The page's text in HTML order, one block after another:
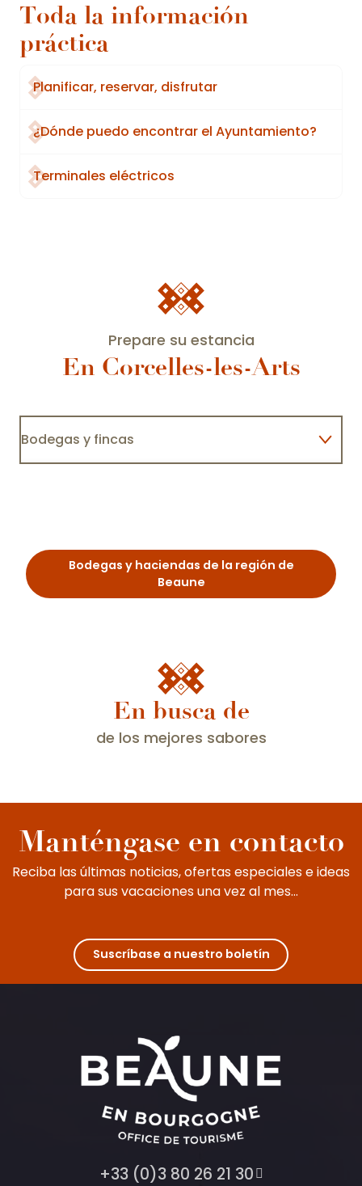
Toda la información
práctica
Planificar, reservar, disfrutar
¿Dónde puedo encontrar el Ayuntamiento?
Terminales eléctricos
Prepare su estancia
En Corcelles-les-Arts
Bodegas y fincas
Bodegas y haciendas de la región de
Beaune
En busca de
de los mejores sabores
Lo mejor de Borgoña: catas de vino en
casa de sus anfitriones
Manténgase en contacto
Reciba las últimas noticias, ofertas especiales e ideas
para sus vacaciones una vez al mes...
Suscríbase a nuestro boletín
+33 (0)3 80 26 21 30